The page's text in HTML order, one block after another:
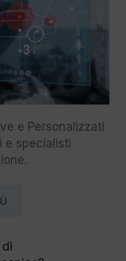
e Personalizzati
e specialisti